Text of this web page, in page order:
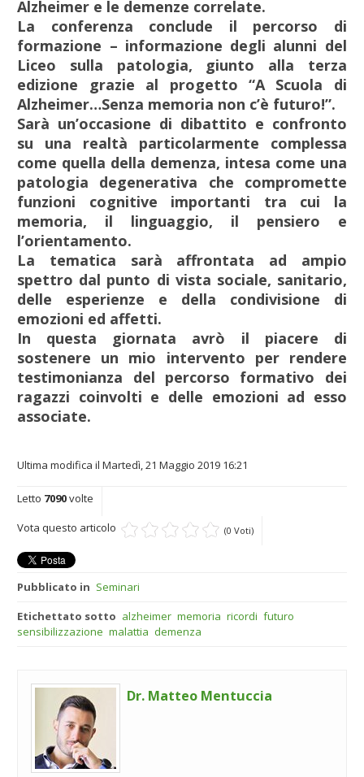
Alzheimer e le demenze correlate.
La conferenza conclude il percorso di
formazione – informazione degli alunni del
Liceo sulla patologia, giunto alla terza
edizione grazie al progetto “A Scuola di
Alzheimer…Senza memoria non c’è futuro!”.
Sarà un’occasione di dibattito e confronto
su una realtà particolarmente complessa
come quella della demenza, intesa come una
patologia degenerativa che compromette
funzioni cognitive importanti tra cui la
memoria, il linguaggio, il pensiero e
l’orientamento.
La tematica sarà affrontata ad ampio
spettro dal punto di vista sociale, sanitario,
delle esperienze e della condivisione di
emozioni ed affetti.
In questa giornata avrò il piacere di
sostenere un mio intervento per rendere
testimonianza del percorso formativo dei
ragazzi coinvolti e delle emozioni ad esso
associate.
Ultima modifica il Martedì, 21 Maggio 2019 16:21
Letto 7090volte
Vota questo articolo
(0 Voti)
Pubblicato in Seminari
Etichettato sotto alzheimer memoria ricordi futuro
sensibilizzazione malattia demenza
Dr. Matteo Mentuccia